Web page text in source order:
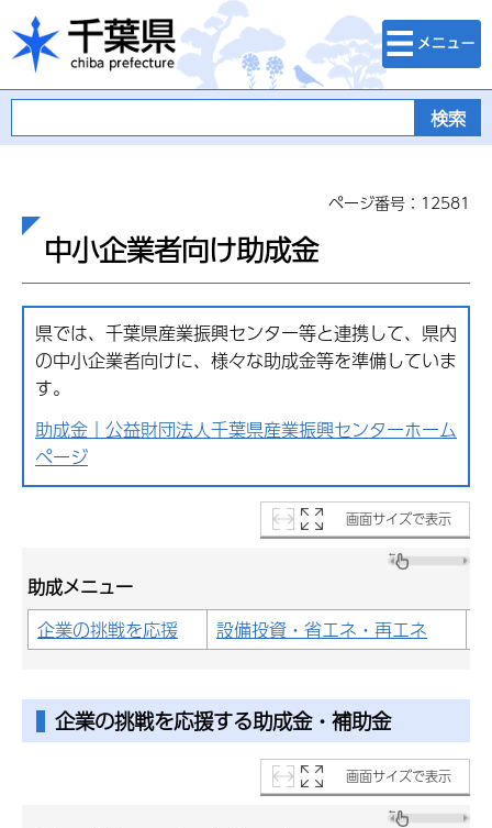
千葉県
検索・メニュ
ー
ページ番号：12581
中小企業者向け助成金
県では、千葉県産業振興センター等と連携して、県内
の中小企業者向けに、様々な助成金等を準備していま
す。
助成金｜公益財団法人千葉県産業振興センターホーム
ページ
画面サイズで表示
助成メニュー
企業の挑戦を応援
設備投資・省エネ・再エネ
企業の挑戦を応援する助成金・補助金
画面サイズで表示